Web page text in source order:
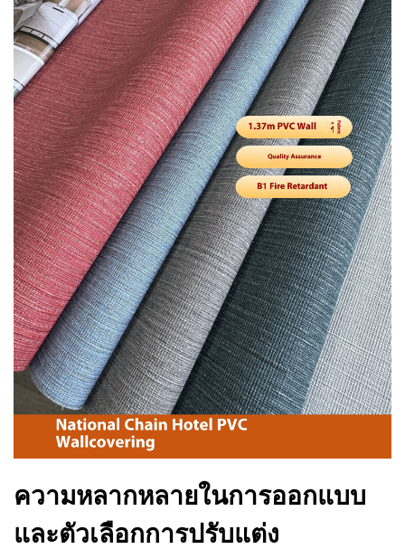
ความหลากหลายในการออกแบบ
และตัวเลือกการปรับแต่ง